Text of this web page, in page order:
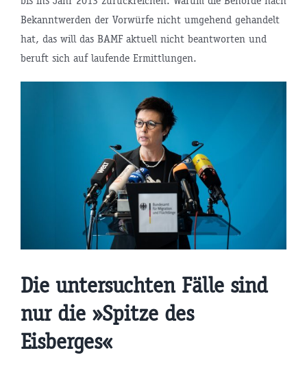
Bekanntwerden der Vorwürfe nicht umgehend gehandelt
hat, das will das BAMF aktuell nicht beantworten und
beruft sich auf laufende Ermittlungen.
Die untersuchten Fälle sind
nur die »Spitze des
Eisberges«